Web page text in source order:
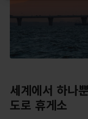
세계에서 하나
도로 휴게소